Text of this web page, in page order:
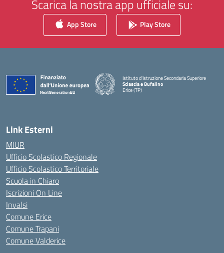
Scarica la nostra app ufficiale su:
App Store Play Store
Istituto d'Istruzione Secondaria Superiore
Sciascia e Bufalino
Erice (TP)
Link Esterni
MIUR
Ufficio Scolastico Regionale
Ufficio Scolastico Territoriale
Scuola in Chiaro
Iscrizioni On Line
Invalsi
Comune Erice
Comune Trapani
Comune Valderice